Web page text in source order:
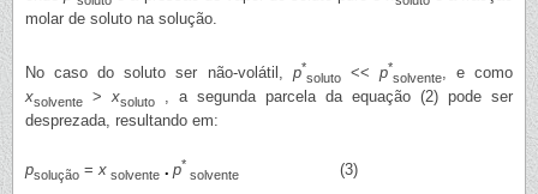
molar de soluto na solução.
No caso do soluto ser não-volátil, p*
soluto<< p*
solvente, e como
xsolvente > xsoluto
, a segunda parcela da equação (2) pode ser
desprezada, resultando em:
psolução = x solvente p*
solvente (3)